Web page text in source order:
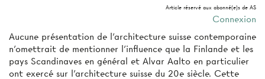
Article réservé aux abonné(e)s de AS
Connexion
Aucune présentation de l'architecture suisse contemporaine
n’omettrait de mentionner l’influence que la Finlande et les
pays Scandinaves en général et Alvar Aalto en particulier
ont exercé sur l'architecture suisse du 20e siècle. Cette